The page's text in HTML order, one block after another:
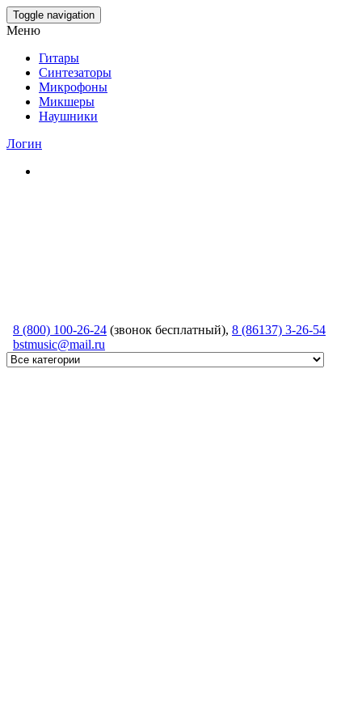
Skip
to
content
Toggle navigation
Меню
Гитары
Синтезаторы
Микрофоны
Микшеры
Наушники
Логин
8 (800) 100-26-24 (звонок бесплатный), 8 (86137) 3-26-54
bstmusic@mail.ru